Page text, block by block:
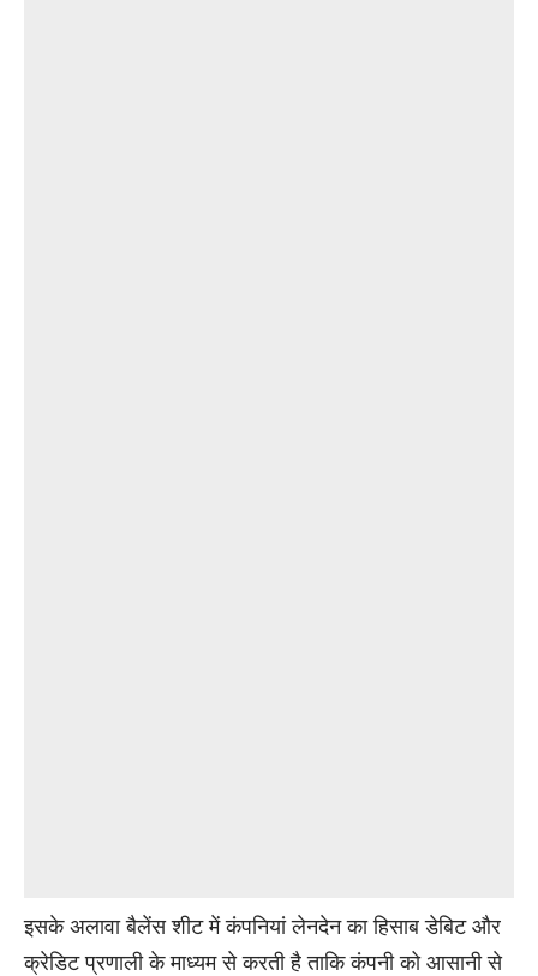
इसके अलावा बैलेंस शीट में कंपनियां लेनदेन का हिसाब डेबिट और
क्रेडिट प्रणाली के माध्यम से करती है ताकि कंपनी को आसानी से